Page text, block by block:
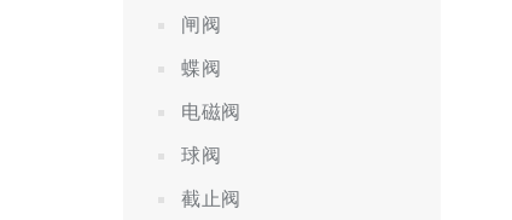
闸阀
蝶阀
电磁阀
球阀
截止阀